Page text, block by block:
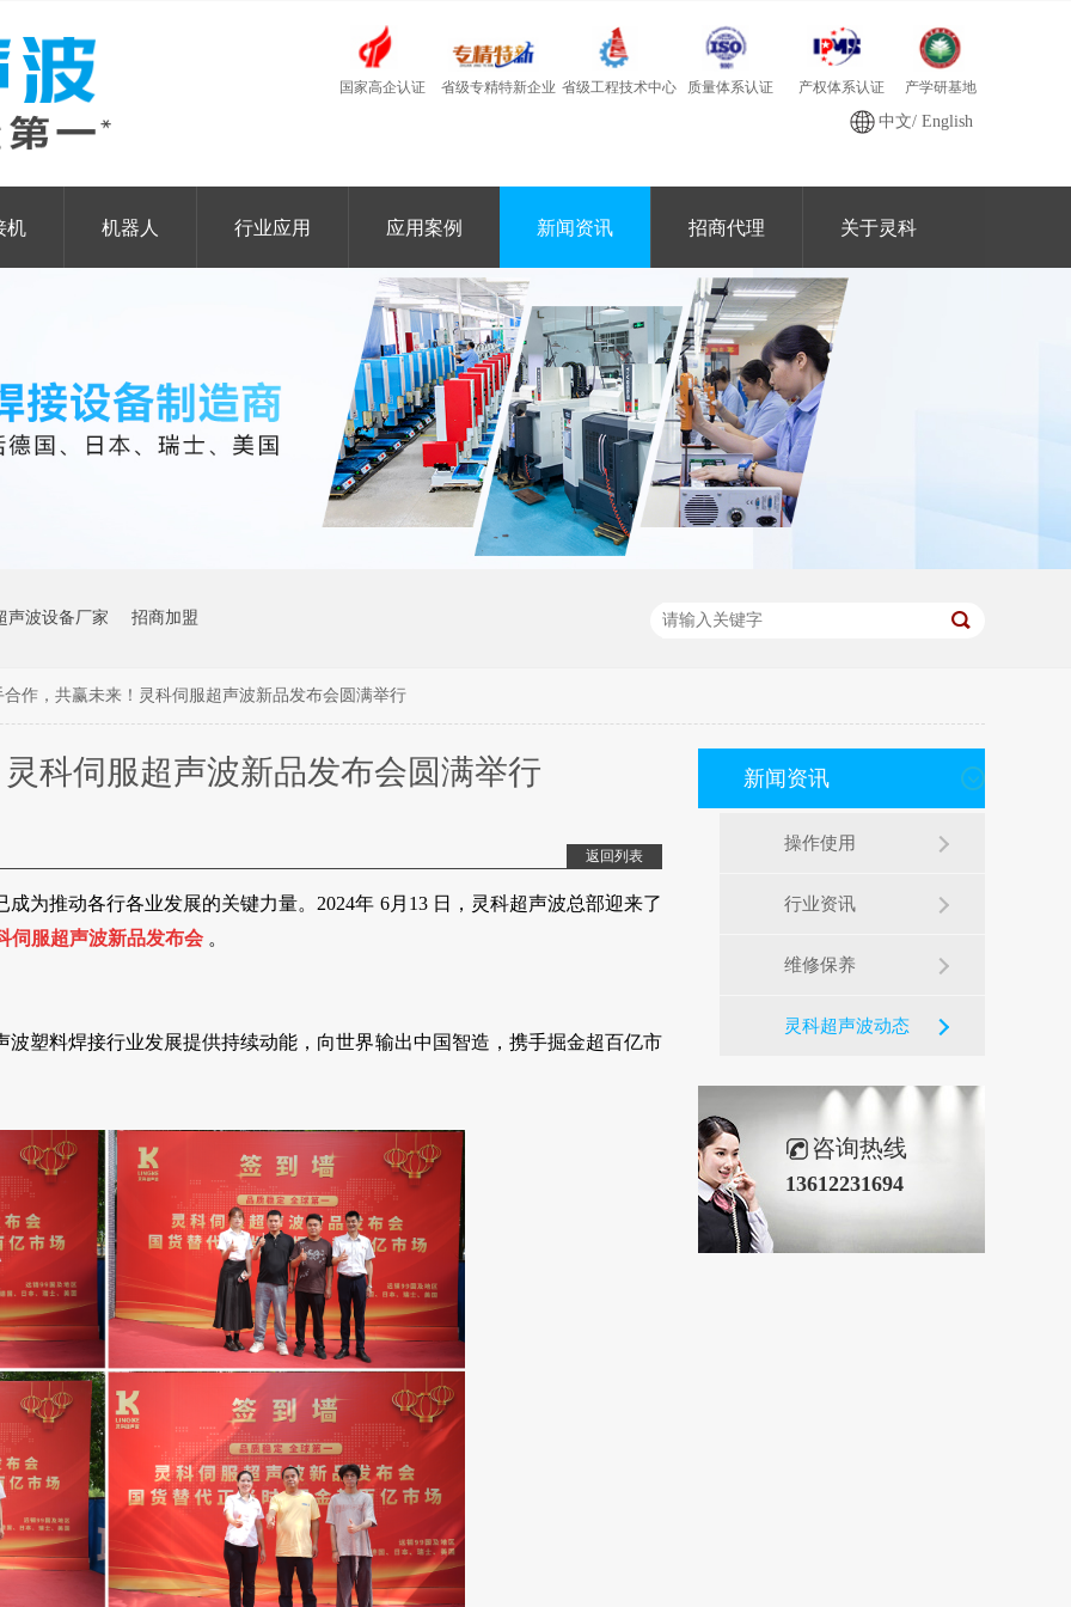
国家高企认证 省级专精特新企业 省级工程技术中心 质量体系认证 产权体系认证 产学研基地
中文/English
机 机器人 行业应用 应用案例 新闻资讯 招商代理 关于灵科
声波设备厂家 招商加盟
合作，共赢未来！灵科伺服超声波新品发布会圆满举行
科伺服超声波新品发布会圆满举行
返回列表
为推动各行各业发展的关键力量。 2024年 6月 13 日，灵科超声波总部迎来了
伺服超声波新品发布会 。
塑料焊接行业发展提供持续动能，向世界输出中国智造，携手掘金超百亿市
新闻资讯
操作使用
行业资讯
维修保养
灵科超声波动态
咨询热线
13612231694